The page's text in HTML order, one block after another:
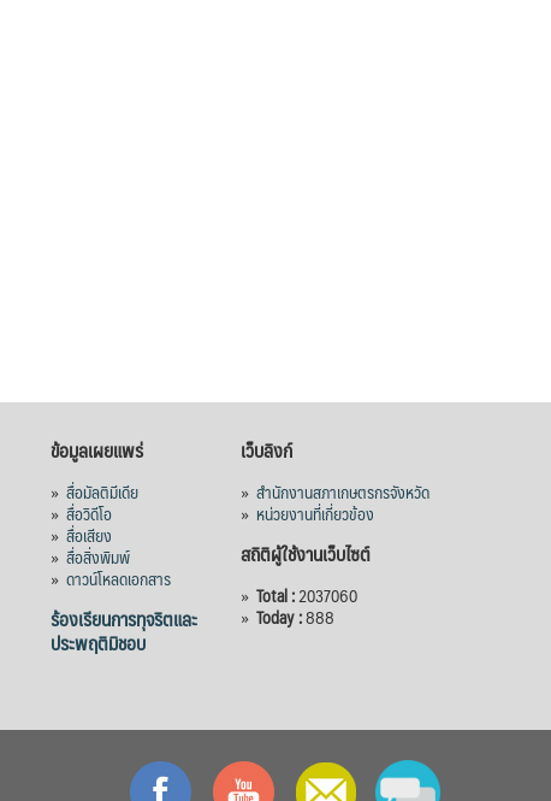
ข้อมูลเผยแพร่
» สื่อมัลติมีเดีย
» สื่อวิดีโอ
» สื่อเสียง
» สื่อสิ่งพิมพ์
» ดาวน์โหลดเอกสาร
ร้องเรียนการทุจริตและ
ประพฤติมิชอบ
เว็บลิงก์
» สำนักงานสภาเกษตรกรจังหวัด
» หน่วยงานที่เกี่ยวข้อง
สถิติผู้ใช้งานเว็บไซต์
» Total :2037060
» Today :888